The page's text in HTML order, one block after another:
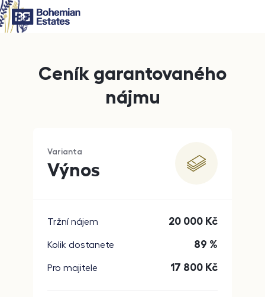
Ceník garantovaného
nájmu
Varianta
Výnos
Tržní nájem 20 000 Kč
Kolik dostanete 89 %
Pro majitele 17 800 Kč